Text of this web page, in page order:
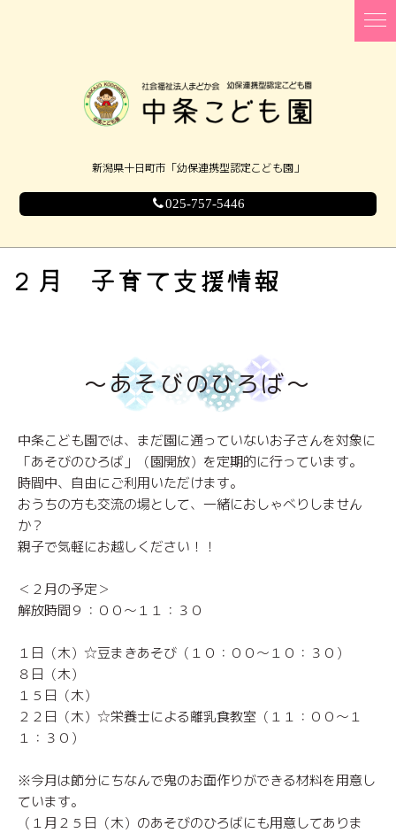
新潟県十日町市「幼保連携型認定こども園」
025-757-5446
２月 子育て支援情報
～あそびのひろば～
中条こども園では、まだ園に通っていないお子さんを対象に
「あそびのひろば」（園開放）を定期的に行っています。
時間中、自由にご利用いただけます。
おうちの方も交流の場として、一緒におしゃべりしません
か？
親子で気軽にお越しください！！
＜２月の予定＞
解放時間９：００～１１：３０
１日（木）☆豆まきあそび（１０：００～１０：３０）
８日（木）
１５日（木）
２２日（木）☆栄養士による離乳食教室（１１：００～１
１：３０）
※今月は節分にちなんで鬼のお面作りができる材料を用意し
ています。
（１月２５日（木）のあそびのひろばにも用意してありま